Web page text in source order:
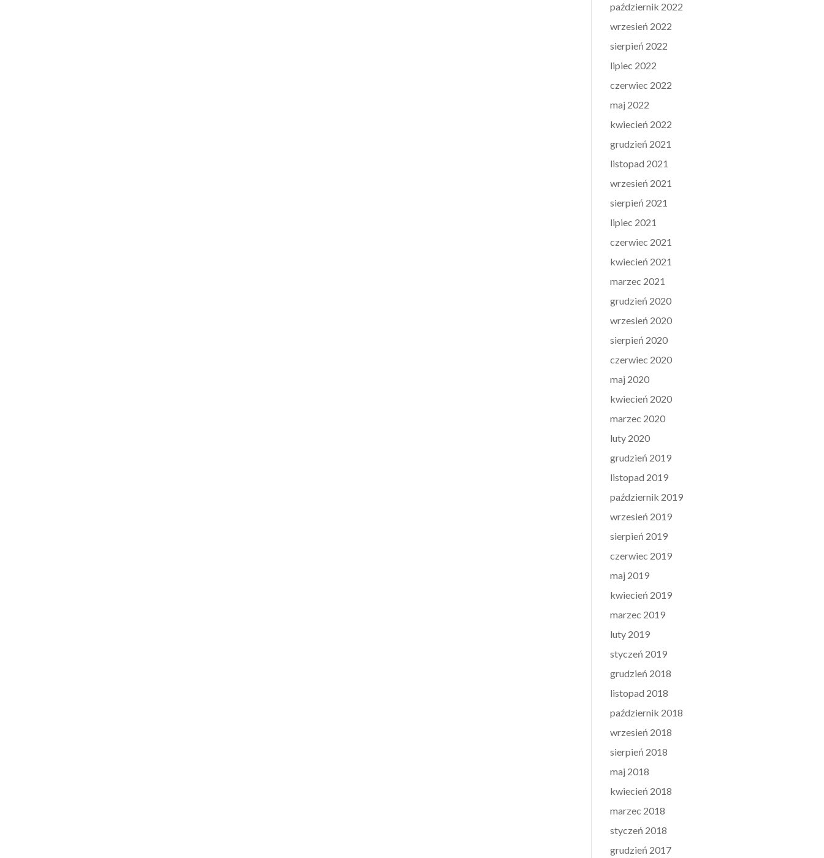
październik 2022
wrzesień 2022
sierpień 2022
lipiec 2022
czerwiec 2022
maj 2022
kwiecień 2022
grudzień 2021
listopad 2021
wrzesień 2021
sierpień 2021
lipiec 2021
czerwiec 2021
kwiecień 2021
marzec 2021
grudzień 2020
wrzesień 2020
sierpień 2020
czerwiec 2020
maj 2020
kwiecień 2020
marzec 2020
luty 2020
grudzień 2019
listopad 2019
październik 2019
wrzesień 2019
sierpień 2019
czerwiec 2019
maj 2019
kwiecień 2019
marzec 2019
luty 2019
styczeń 2019
grudzień 2018
listopad 2018
październik 2018
wrzesień 2018
sierpień 2018
maj 2018
kwiecień 2018
marzec 2018
styczeń 2018
grudzień 2017